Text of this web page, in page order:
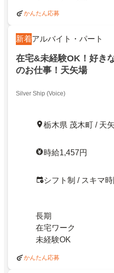
かんたん応募
新着アルバイト・パート
在宅&未経験OK！好き
のお仕事！天矢場
Silver Ship (Voice)
栃木県 茂木町 / 天
時給1,457円
シフト制 / スキマ
長期
在宅ワーク
未経験OK
かんたん応募